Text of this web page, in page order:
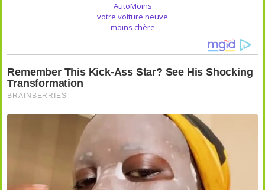
AutoMoins
votre voiture neuve
moins chère